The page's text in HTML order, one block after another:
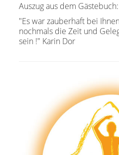
Auszug aus dem Gästebuch:
"Es war zauberhaft bei
nochmals die Zeit und
sein !" Karin Dor